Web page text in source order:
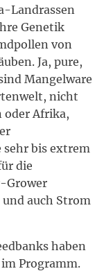
Landrassen
Genetik
von
Ja, pure,
Mangelware
nicht
oder Afrika,
sehr bis extrem
die
Grower
auch Strom
haben
Programm.